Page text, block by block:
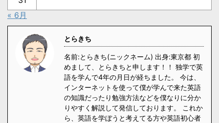
« 6月
とらきち
名前:とらきち(ニックネーム) 出身:東京都 初
めまして、とらきちと申します！！ 独学で英
語を学んで4年の月日が経ちました。 今は、
インターネットを使って僕が学んで来た英語
の知識だったり勉強方法などを僕なりに分か
りやすく解説して発信しております。 これか
ら、英語を学ぼうと考えてる方や英語初心者